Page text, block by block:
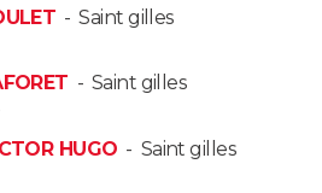
-Saint gilles
- Saint gilles
HUGO - Saint gilles